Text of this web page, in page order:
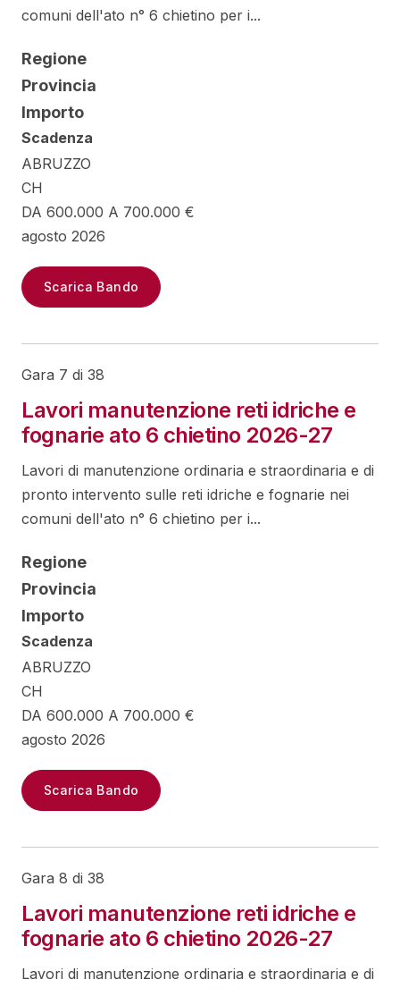
comuni dell'ato n° 6 chietino per i...
Regione
Provincia
Importo
Scadenza
ABRUZZO
CH
DA 600.000 A 700.000 €
agosto 2026
Scarica Bando
Gara 7 di 38
Lavori manutenzione reti idriche e
fognarie ato 6 chietino 2026-27
Lavori di manutenzione ordinaria e straordinaria e di
pronto intervento sulle reti idriche e fognarie nei
comuni dell'ato n° 6 chietino per i...
Regione
Provincia
Importo
Scadenza
ABRUZZO
CH
DA 600.000 A 700.000 €
agosto 2026
Scarica Bando
Gara 8 di 38
Lavori manutenzione reti idriche e
fognarie ato 6 chietino 2026-27
Lavori di manutenzione ordinaria e straordinaria e di